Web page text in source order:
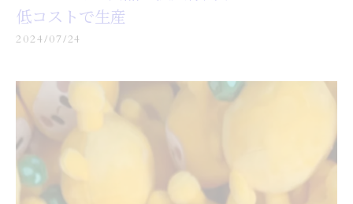
低コストで生産
2024/07/24